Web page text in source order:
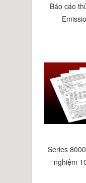
Báo cáo
Series
nghiệm